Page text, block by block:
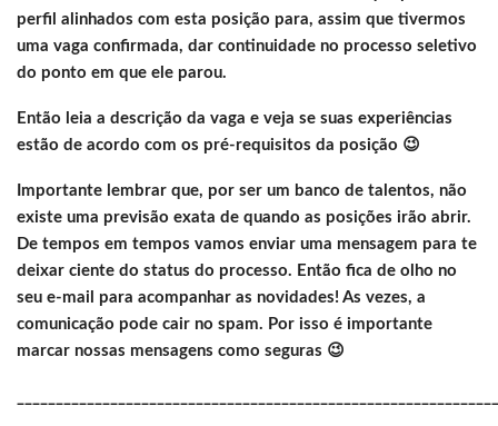
perfil alinhados com esta posição para, assim que tivermos
uma vaga confirmada, dar continuidade no processo seletivo
do ponto em que ele parou.
Então leia a descrição da vaga e veja se suas experiências
estão de acordo com os pré-requisitos da posição 😉
Importante lembrar que, por ser um banco de talentos, não
existe uma previsão exata de quando as posições irão abrir.
De tempos em tempos vamos enviar uma mensagem para te
deixar ciente do status do processo. Então fica de olho no
seu e-mail para acompanhar as novidades! As vezes, a
comunicação pode cair no spam. Por isso é importante
marcar nossas mensagens como seguras 😉